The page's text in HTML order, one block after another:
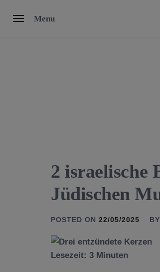
Menu
2 israelische
Jüdischen
POSTED ON 22/05/2025 BY
Lesezeit: 3 Minuten